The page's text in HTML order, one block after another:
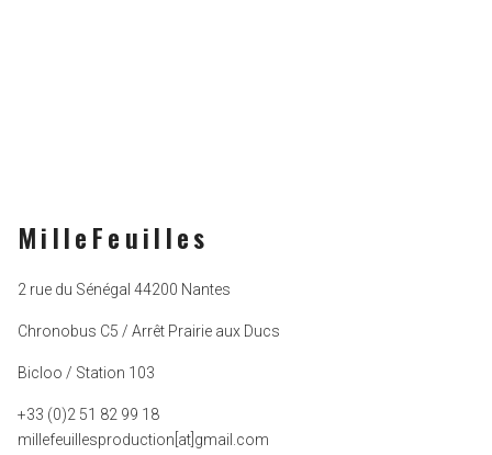
MilleFeuilles
2 rue du Sénégal 44200 Nantes
Chronobus C5 / Arrêt Prairie aux Ducs
Bicloo / Station 103
+33 (0)2 51 82 99 18
millefeuillesproduction[at]gmail.com